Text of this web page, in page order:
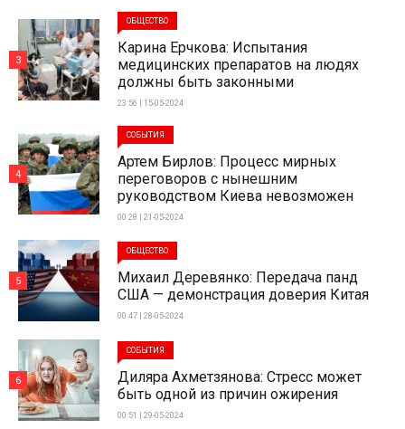
ОБЩЕСТВО
Карина Ерчкова: Испытания
медицинских препаратов на людях
должны быть законными
23:56 | 15-05-2024
3
СОБЫТИЯ
Артем Бирлов: Процесс мирных
переговоров с нынешним
руководством Киева невозможен
00:28 | 21-05-2024
4
ОБЩЕСТВО
Михаил Деревянко: Передача панд
США — демонстрация доверия Китая
00:47 | 28-05-2024
5
СОБЫТИЯ
Диляра Ахметзянова: Стресс может
быть одной из причин ожирения
00:51 | 29-05-2024
6